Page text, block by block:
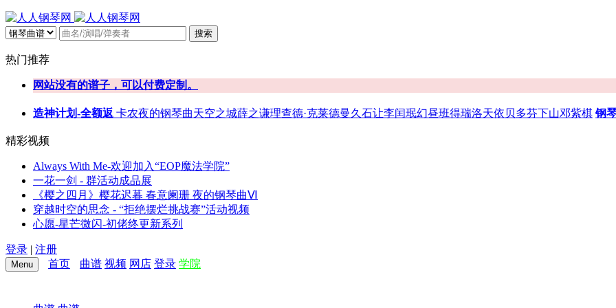
搜索
热门推荐
网站没有的谱子，可以付费定制。
造神计划-全额返 卡农夜的钢琴曲天空之城薛之谦理查德·克莱德曼久石让李闰珉幻昼班得瑞洛天依贝多芬下山邓紫棋 钢
精彩视频
Always With Me-欢迎加入“EOP魔法学院”
一花一剑 - 群活动成品展
《樱之四月》樱花迟暮 春意阑珊 夜的钢琴曲Ⅵ
穿越时空的思念 - “拒绝摆烂挑战赛”活动视频
心愿-星芒微闪-初佬终更新系列
登录 | 注册
Menu 首页 曲谱 视频 网店 登录 学院